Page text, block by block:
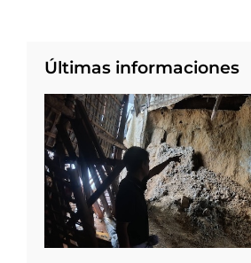
Últimas informaciones